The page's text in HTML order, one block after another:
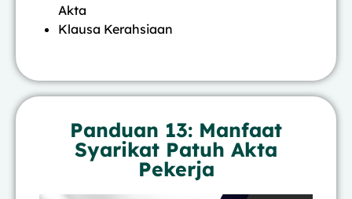
Akta
Klausa Kerahsiaan
Panduan 13: Manfaat
Syarikat Patuh Akta
Pekerja